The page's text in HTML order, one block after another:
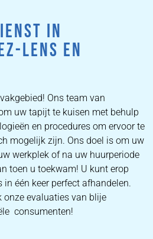
IN
LENS EN
Ons team van
uw tapijt te kuisen met behulp
en procedures om ervoor te
mogelijk zijn. Ons doel is om uw
werkplek of na uw huurperiode
toen u toekwam! U kunt erop
één keer perfect afhandelen.
onze evaluaties van blije
consumenten!